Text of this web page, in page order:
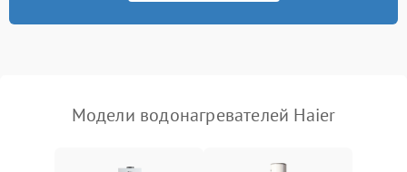
Модели водонагревателей Haier